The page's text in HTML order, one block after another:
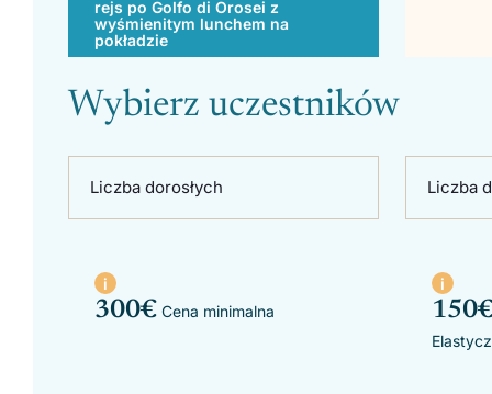
rejs po Golfo di Orosei z
wyśmienitym lunchem na
pokładzie
Wybierz uczestników
Liczba dorosłych Liczba
300€ Cena minimalna 150